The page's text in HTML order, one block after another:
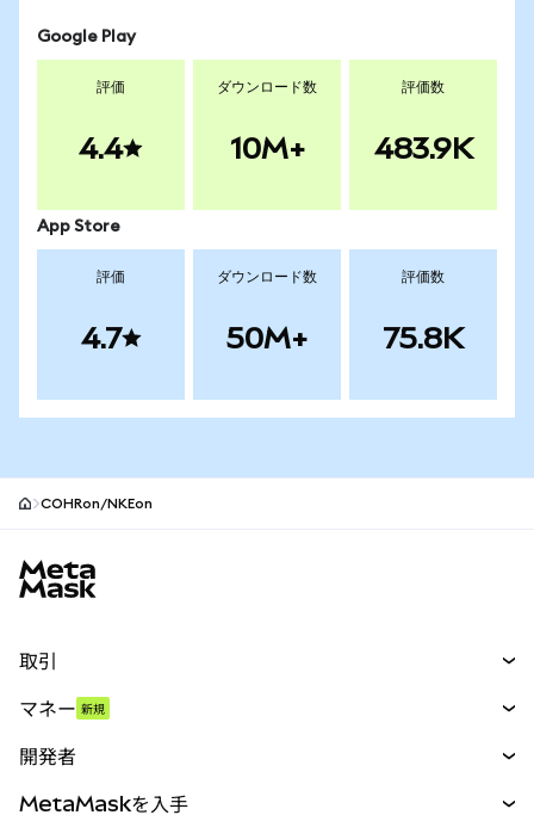
Google Play
評価
4.4
ダウンロード数
10M+
評価数
483.9K
App Store
評価
4.7
ダウンロード数
50M+
評価数
75.8K
COHRon/NKEon
取引
パーペチュアル
マネー 新規
開発者
MetaMaskを入手